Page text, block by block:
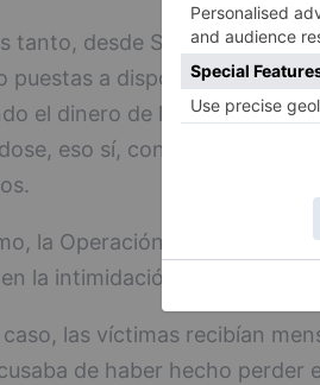
tanto, desde Sevilla y Ciudad
puestas a disposición judicial,
el dinero de las víctimas y
eso sí, con una parte
la Operación BARSEBUR
la intimidación directa,
caso, las víctimas recibían
de haber hecho perder